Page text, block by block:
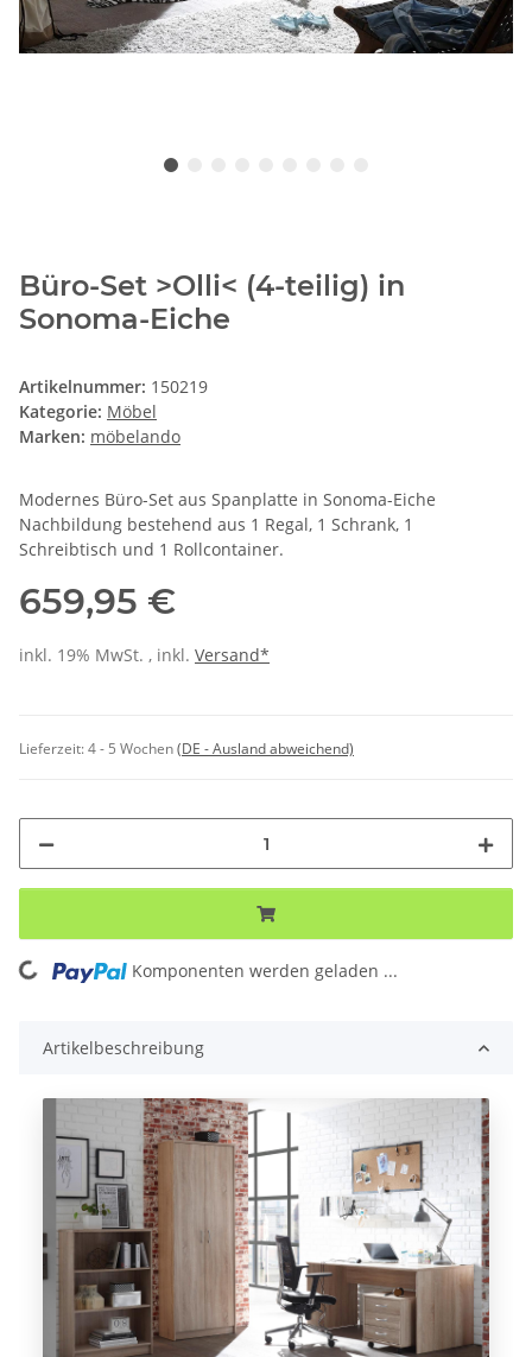
Büro-Set >Olli< (4-teilig) in
Sonoma-Eiche
Artikelnummer: 150219
Kategorie: Möbel
Marken: möbelando
Modernes Büro-Set aus Spanplatte in Sonoma-Eiche
Nachbildung bestehend aus 1 Regal, 1 Schrank, 1
Schreibtisch und 1 Rollcontainer.
659,95 €
inkl. 19% MwSt. , inkl. Versand*
Lieferzeit:4 - 5 Wochen(DE - Ausland abweichend)
Loading... Komponenten werden geladen ...
Artikelbeschreibung